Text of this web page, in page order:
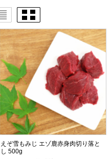
えぞ雪もみじ エゾ鹿赤身肉切り落と
し 500g